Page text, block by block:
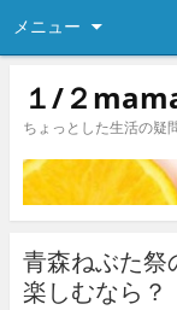
メニュー
１/２
ちょっとした生活の疑
青森ねぶた祭
楽しむなら？